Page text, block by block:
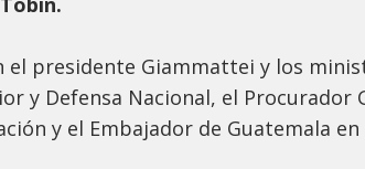
el presidente Giammattei y los
y Defensa Nacional, el Procurador
y el Embajador de Guatemala en